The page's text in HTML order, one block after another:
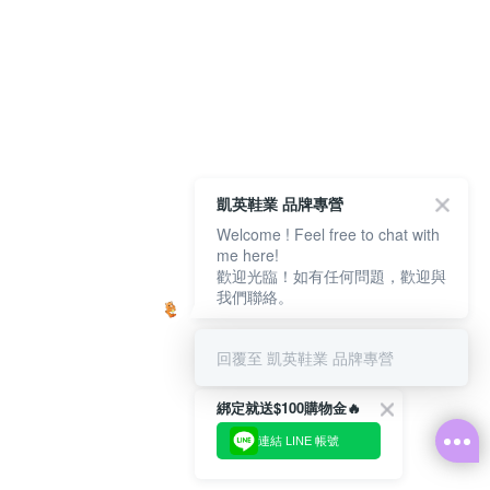
綁定就送$100購物金🔥
連結 LINE 帳號
凱英鞋業 品牌專營
Welcome ! Feel free to chat with
me here!
歡迎光臨！如有任何問題，歡迎與
我們聯絡。
回覆至 凱英鞋業 品牌專營